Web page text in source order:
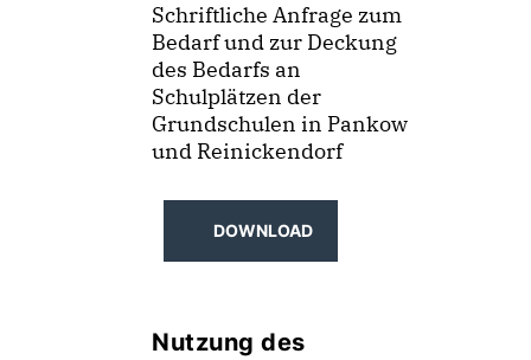
Schriftliche Anfrage zum
Bedarf und zur Deckung
des Bedarfs an
Schulplätzen der
Grundschulen in Pankow
und Reinickendorf
DOWNLOAD
Nutzung des